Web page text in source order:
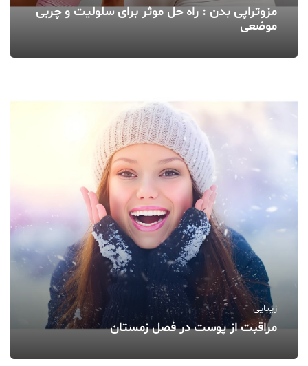
مزوتراپی بدن : راه حل موثر برای سلولیت و چربی
موضعی
زیبایی
مراقبت از پوست در فصل زمستان